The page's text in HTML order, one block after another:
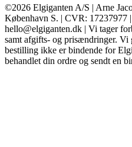
©2026 Elgiganten A/S | Arne
København S. | CVR: 17237977
hello@elgiganten.dk | Vi tager
samt afgifts- og prisændringer.
bestilling ikke er bindende for
behandlet din ordre og sendt en